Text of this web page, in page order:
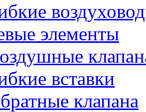
элементы
вставки
клапана